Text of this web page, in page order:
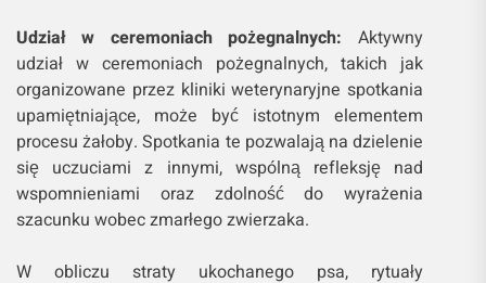
Udział w ceremoniach pożegnalnych: Aktywny
udział w ceremoniach pożegnalnych, takich jak
organizowane przez kliniki weterynaryjne spotkania
upamiętniające, może być istotnym elementem
procesu żałoby. Spotkania te pozwalają na dzielenie
się uczuciami z innymi, wspólną refleksję nad
wspomnieniami oraz zdolność do wyrażenia
szacunku wobec zmarłego zwierzaka.
W obliczu straty ukochanego psa, rytuały